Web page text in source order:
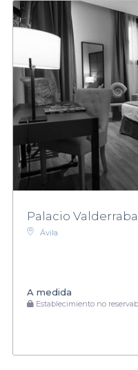
Palacio
Ávila
A medida
Establecimiento no